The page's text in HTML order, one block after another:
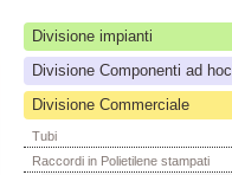
Divisione impianti
Divisione Componenti ad hoc
Divisione Commerciale
Tubi
Raccordi in Polietilene stampati